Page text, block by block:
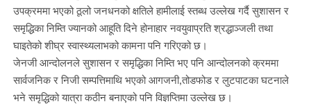
उपक्रममा भएको ठूलो जनधनको क्षतिले हामीलाई स्तब्ध उल्लेख गर्दै सुशासन र
समृद्धिका निम्ति ज्यानको आहूति दिने होनाहार नवयुवाप्रति श्रद्धाञ्जली तथा
घाइतेको शीघ्र स्वास्थ्यलाभको कामना पनि गरिएको छ।
जेनजी आन्दोलनले सुशासन र समृद्धिका निम्ति भए पनि आन्दोलनको क्रममा
सार्वजनिक र निजी सम्पत्तिमाथि भएको आगजनी,तोडफोड र लुटपाटका घटनाले
भने समृद्धिको यात्रा कठीन बनाएको पनि विज्ञप्तिमा उल्लेख छ।